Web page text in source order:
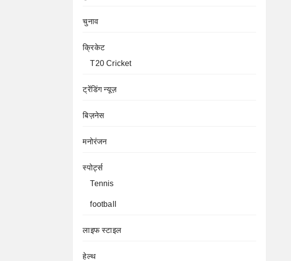
चुनाव
क्रिकेट
T20 Cricket
ट्रेंडिंग न्यूज़
बिज़नेस
मनोरंजन
स्पोर्ट्स
Tennis
football
लाइफ स्टाइल
हेल्थ